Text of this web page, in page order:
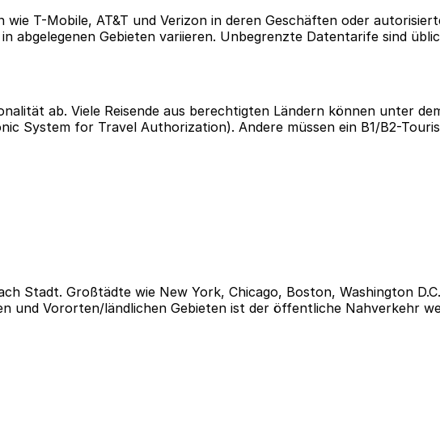
T-Mobile, AT&T und Verizon in deren Geschäften oder
abgelegenen Gebieten variieren. Unbegrenzte Datentarife sind
ab. Viele Reisende aus berechtigten Ländern können unter
System for Travel Authorization). Andere müssen ein B1/B2-
Stadt. Großtädte wie New York, Chicago, Boston, Washington
und Vororten/ländlichen Gebieten ist der öffentliche Nahverkehr